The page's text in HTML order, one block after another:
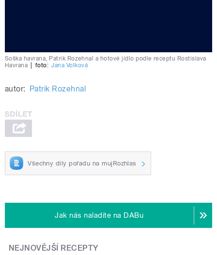
Soška havrana, Patrik Rozehnal a hotové jídlo podle receptu Rostislava
Havrana
foto: Jana Volková
autor: Patrik Rozehnal
Všechny díly pořadu na mujRozhlas
Jak nás naladíte na DABu
NEJNOVĚJŠÍ RECEPTY